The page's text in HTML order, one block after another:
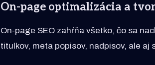
On-page optimalizácia a
On-page SEO zahŕňa všetko, čo sa
titulkov, meta popisov, nadpisov, ale aj